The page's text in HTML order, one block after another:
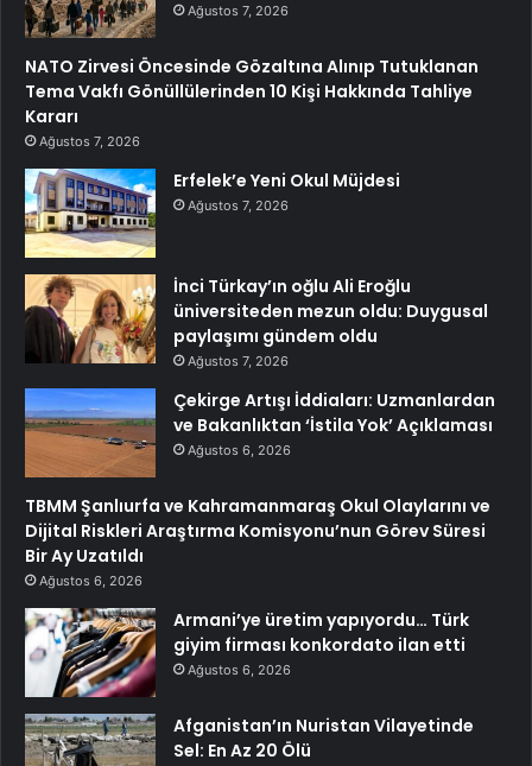
Ağustos 7, 2026
NATO Zirvesi Öncesinde Gözaltına Alınıp Tutuklanan
Tema Vakfı Gönüllülerinden 10 Kişi Hakkında Tahliye
Kararı
Ağustos 7, 2026
Erfelek’e Yeni Okul Müjdesi
Ağustos 7, 2026
İnci Türkay’ın oğlu Ali Eroğlu
üniversiteden mezun oldu: Duygusal
paylaşımı gündem oldu
Ağustos 7, 2026
Çekirge Artışı İddiaları: Uzmanlardan
ve Bakanlıktan ‘İstila Yok’ Açıklaması
Ağustos 6, 2026
TBMM Şanlıurfa ve Kahramanmaraş Okul Olaylarını ve
Dijital Riskleri Araştırma Komisyonu’nun Görev Süresi
Bir Ay Uzatıldı
Ağustos 6, 2026
Armani’ye üretim yapıyordu… Türk
giyim firması konkordato ilan etti
Ağustos 6, 2026
Afganistan’ın Nuristan Vilayetinde
Sel: En Az 20 Ölü